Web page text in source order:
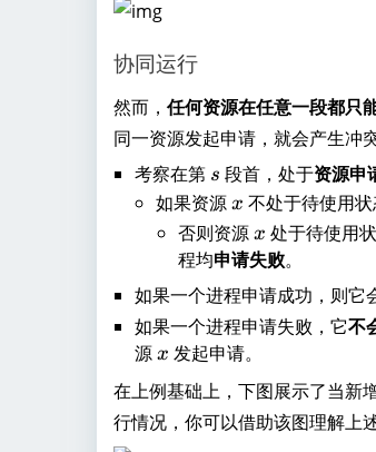
=
1
^
{
k
}
t
_
,j
}-
1
}
,
\
c
d
o
t
s
,
a
{
i,
2,
k
_
1
=
3
协同运行
然而， 任何资源在任意一段都只
同一资源发起申请，就会产生冲
考察在第 s
s 段首，处于资源申
如果资源x
x 不处于待使用
否则资源x
x 处于待使用
程均申请失败。
如果一个进程申请成功，则它
如果一个进程申请失败，它不
源x
x 发起申请。
在上例基础上，下图展示了当新
行情况，你可以借助该图理解上述